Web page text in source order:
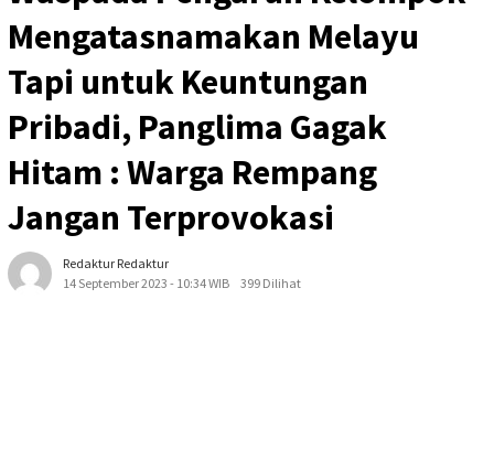
Mengatasnamakan Melayu
Tapi untuk Keuntungan
Pribadi, Panglima Gagak
Hitam : Warga Rempang
Jangan Terprovokasi
Redaktur Redaktur
14 September 2023 - 10:34 WIB
399 Dilihat